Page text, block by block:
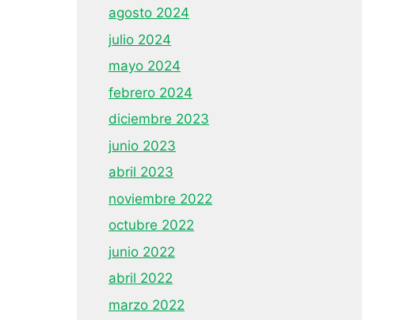
agosto 2024
julio 2024
mayo 2024
febrero 2024
diciembre 2023
junio 2023
abril 2023
noviembre 2022
octubre 2022
junio 2022
abril 2022
marzo 2022